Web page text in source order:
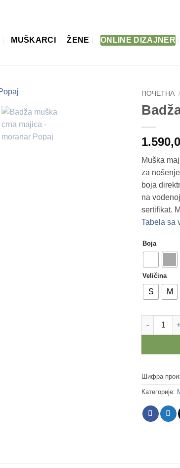
MUŠKARCI ŽENE ONLINE DIZAJNER
ПОЧЕТНА /
Muška
za
boja
na
sertifikat.
Tabela sa
Boja
Veličina
S M
Badža
Шифра
Категорије: